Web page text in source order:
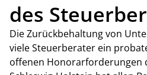
des
Die Zurückbehaltung von
viele Steuerberater ein
offenen Honorarforderungen